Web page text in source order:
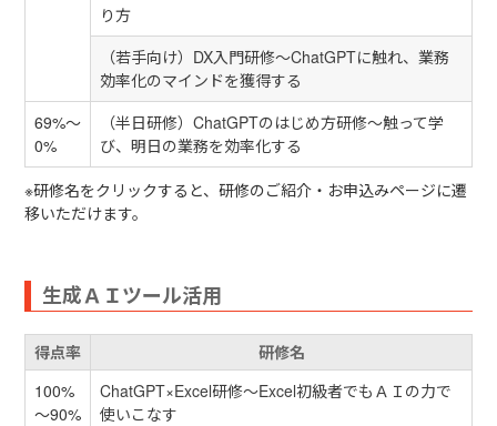
り方
（若手向け）DX入門研修～ChatGPTに触れ、業務
効率化のマインドを獲得する
69%～
0%
（半日研修）ChatGPTのはじめ方研修～触って学
び、明日の業務を効率化する
※研修名をクリックすると、研修のご紹介・お申込みページに遷
移いただけます。
生成ＡＩツール活用
得点率
研修名
100%
～90%
ChatGPT×Excel研修～Excel初級者でもＡＩの力で
使いこなす